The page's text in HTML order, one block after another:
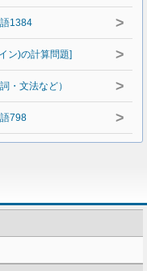
1384 >
ン)の計算問題] >
・文法など） >
798 >